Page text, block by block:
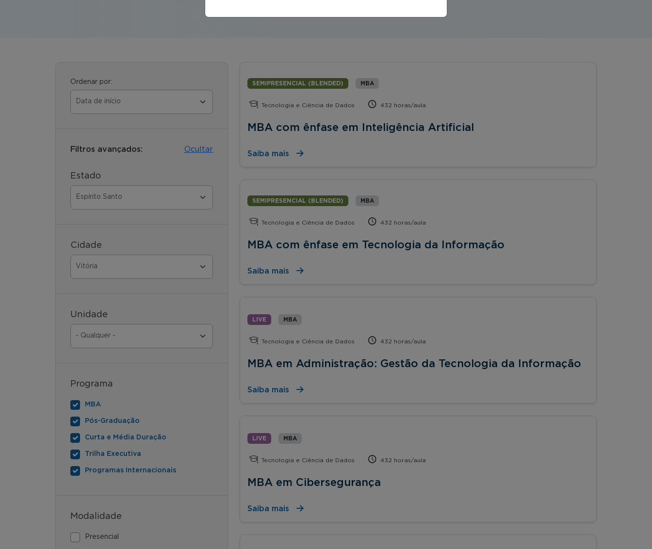
Ordenar por:
Filtros avançados: Ocultar
Estado
Cidade
Unidade
Programa
MBA
Pós-Graduação
Curta e Média Duração
Trilha Executiva
Programas Internacionais
Modalidade
Presencial
SEMIPRESENCIAL (BLENDED) MBA
Tecnologia e Ciência de Dados 432 horas/aula
MBA com ênfase em Inteligência Artificial
Saiba mais
SEMIPRESENCIAL (BLENDED) MBA
Tecnologia e Ciência de Dados 432 horas/aula
MBA com ênfase em Tecnologia da Informação
Saiba mais
LIVE MBA
Tecnologia e Ciência de Dados 432 horas/aula
MBA em Administração: Gestão da Tecnologia da Informação
Saiba mais
LIVE MBA
Tecnologia e Ciência de Dados 432 horas/aula
MBA em Cibersegurança
Saiba mais